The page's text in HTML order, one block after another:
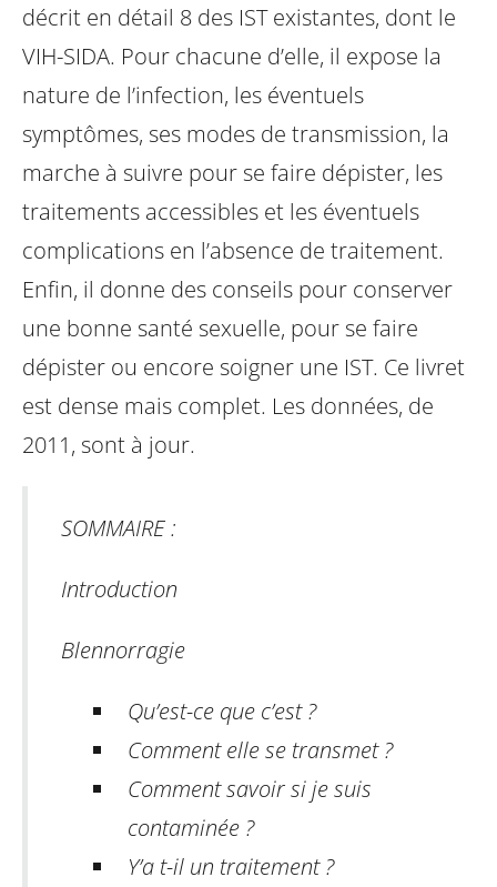
décrit en détail 8 des IST existantes, dont le
VIH-SIDA. Pour chacune d’elle, il expose la
nature de l’infection, les éventuels
symptômes, ses modes de transmission, la
marche à suivre pour se faire dépister, les
traitements accessibles et les éventuels
complications en l’absence de traitement.
Enfin, il donne des conseils pour conserver
une bonne santé sexuelle, pour se faire
dépister ou encore soigner une IST. Ce livret
est dense mais complet. Les données, de
2011, sont à jour.
SOMMAIRE :
Introduction
Blennorragie
Qu’est-ce que c’est ?
Comment elle se transmet ?
Comment savoir si je suis
contaminée ?
Y’a t-il un traitement ?